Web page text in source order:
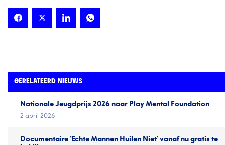
GERELATEERD NIEUWS
Nationale Jeugd­prijs 2026 naar Play Mental Foundation
2 april 2026
Documentaire 'Echte Mannen Huilen Niet' vanaf nu gratis te